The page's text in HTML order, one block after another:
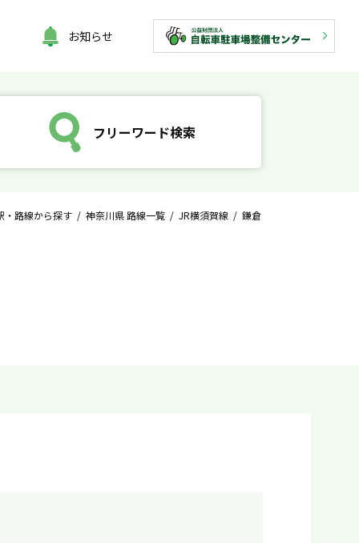
お知らせ
フリーワード検索
・路線から探す / 神奈川県 路線一覧 / JR横須賀線 / 鎌倉